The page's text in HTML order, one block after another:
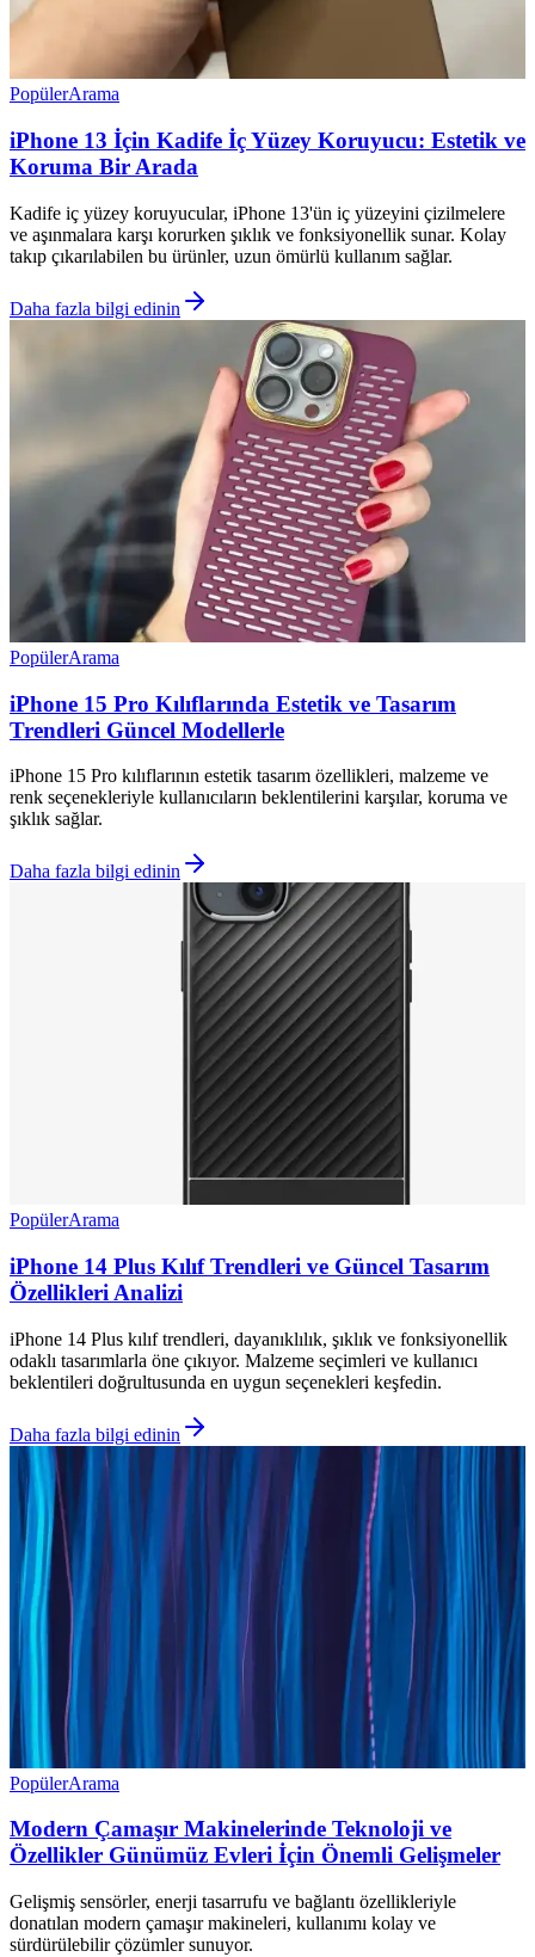
PopülerArama
iPhone 13 İçin Kadife İç Yüzey Koruyucu: Estetik ve
Koruma Bir Arada
Kadife iç yüzey koruyucular, iPhone 13'ün iç yüzeyini çizilmelere
ve aşınmalara karşı korurken şıklık ve fonksiyonellik sunar. Kolay
takıp çıkarılabilen bu ürünler, uzun ömürlü kullanım sağlar.
Daha fazla bilgi edinin
PopülerArama
iPhone 15 Pro Kılıflarında Estetik ve Tasarım
Trendleri Güncel Modellerle
iPhone 15 Pro kılıflarının estetik tasarım özellikleri, malzeme ve
renk seçenekleriyle kullanıcıların beklentilerini karşılar, koruma ve
şıklık sağlar.
Daha fazla bilgi edinin
PopülerArama
iPhone 14 Plus Kılıf Trendleri ve Güncel Tasarım
Özellikleri Analizi
iPhone 14 Plus kılıf trendleri, dayanıklılık, şıklık ve fonksiyonellik
odaklı tasarımlarla öne çıkıyor. Malzeme seçimleri ve kullanıcı
beklentileri doğrultusunda en uygun seçenekleri keşfedin.
Daha fazla bilgi edinin
PopülerArama
Modern Çamaşır Makinelerinde Teknoloji ve
Özellikler Günümüz Evleri İçin Önemli Gelişmeler
Gelişmiş sensörler, enerji tasarrufu ve bağlantı özellikleriyle
donatılan modern çamaşır makineleri, kullanımı kolay ve
sürdürülebilir çözümler sunuyor.